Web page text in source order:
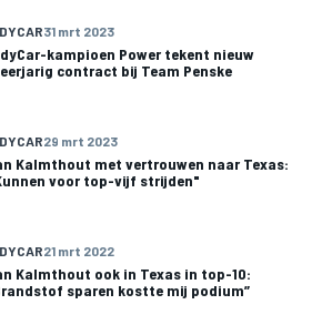
31 mrt 2023
kampioen Power tekent nieuw
contract bij Team Penske
29 mrt 2023
Kalmthout met vertrouwen naar Texas:
voor top-vijf strijden"
21 mrt 2022
Kalmthout ook in Texas in top-10:
sparen kostte mij podium”